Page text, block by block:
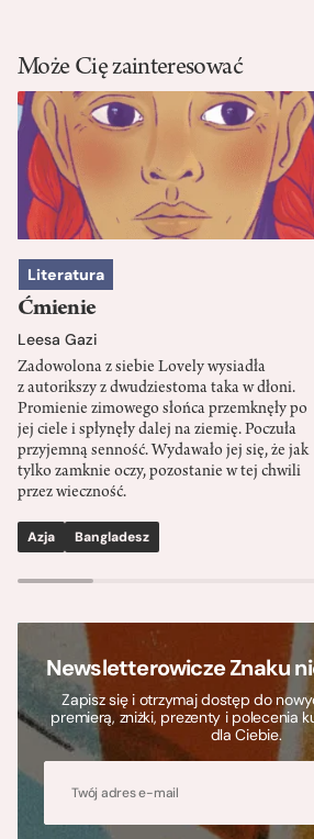
Może Cię zainteresować
Literatura
Ćmienie
Leesa Gazi
Zadowolona z siebie Lovely wysiadła
z autorikszy z dwudziestoma taka w dłoni.
Promienie zimowego słońca przemknęły po
jej ciele i spłynęły dalej na ziemię. Poczuła
przyjemną senność. Wydawało jej się, że jak
tylko zamknie oczy, pozostanie w tej chwili
przez wieczność.
Azja Bangladesz
Newsletterowicze Znaku
Zapisz się i otrzymaj dostęp do
premierą, zniżki, prezenty i polecenia
dla Ciebie.